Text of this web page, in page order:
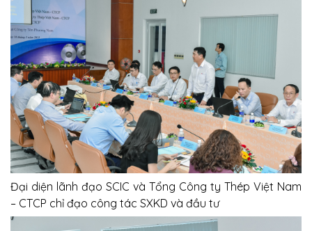
Đại diện lãnh đạo SCIC và Tổng Công ty Thép Việt Nam
– CTCP chỉ đạo công tác SXKD và đầu tư